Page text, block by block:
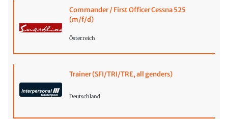
Commander / First Officer Cessna 525
(m/f/d)
Österreich
Trainer (SFI/TRI/TRE, all genders)
Deutschland